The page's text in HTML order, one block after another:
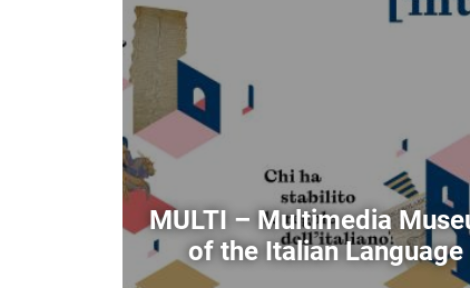
MULTI – Multimedia
of the Italian Language